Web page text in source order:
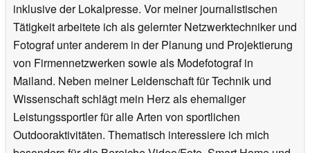
inklusive der Lokalpresse. Vor meiner journalistischen
Tätigkeit arbeitete ich als gelernter Netzwerktechniker und
Fotograf unter anderem in der Planung und Projektierung
von Firmennetzwerken sowie als Modefotograf in
Mailand. Neben meiner Leidenschaft für Technik und
Wissenschaft schlägt mein Herz als ehemaliger
Leistungssportler für alle Arten von sportlichen
Outdooraktivitäten. Thematisch interessiere ich mich